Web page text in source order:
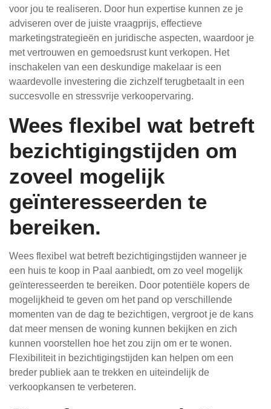
voor jou te realiseren. Door hun expertise kunnen ze je
adviseren over de juiste vraagprijs, effectieve
marketingstrategieën en juridische aspecten, waardoor je
met vertrouwen en gemoedsrust kunt verkopen. Het
inschakelen van een deskundige makelaar is een
waardevolle investering die zichzelf terugbetaalt in een
succesvolle en stressvrije verkoopervaring.
Wees flexibel wat betreft
bezichtigingstijden om
zoveel mogelijk
geïnteresseerden te
bereiken.
Wees flexibel wat betreft bezichtigingstijden wanneer je
een huis te koop in Paal aanbiedt, om zo veel mogelijk
geïnteresseerden te bereiken. Door potentiële kopers de
mogelijkheid te geven om het pand op verschillende
momenten van de dag te bezichtigen, vergroot je de kans
dat meer mensen de woning kunnen bekijken en zich
kunnen voorstellen hoe het zou zijn om er te wonen.
Flexibiliteit in bezichtigingstijden kan helpen om een
breder publiek aan te trekken en uiteindelijk de
verkoopkansen te verbeteren.